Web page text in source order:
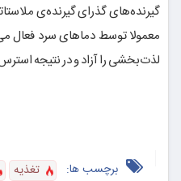
گیرنده‌های گذرای گیرنده‌ی
معمولا توسط دماهای سرد فعال
لذت‌بخشی را آزاد و در نتیجه
برچسب ها: تغذيه